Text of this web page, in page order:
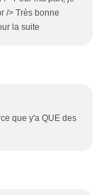
/> Très bonne
la suite
que y'a QUE des